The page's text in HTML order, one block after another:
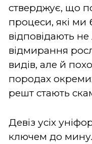
стверджує, що
процеси, які ми
відповідають
відмирання
видів, але й
породах
решт стають
Девіз усіх
ключем до